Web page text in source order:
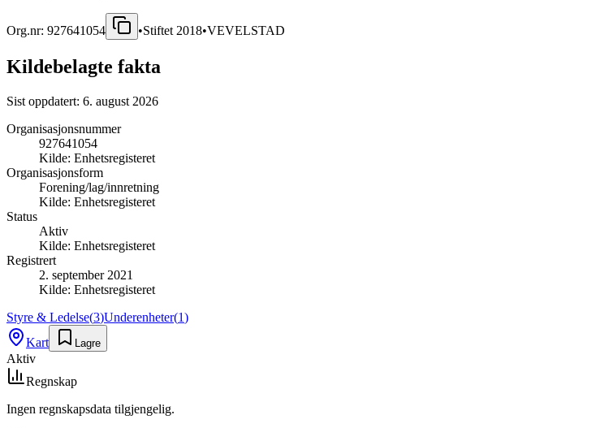
Org.nr: 927641054 •Stiftet 2018•VEVELSTAD
Kildebelagte fakta
Sist oppdatert: 6. august 2026
Organisasjonsnummer
927641054
Kilde: Enhetsregisteret
Organisasjonsform
Forening/lag/innretning
Kilde: Enhetsregisteret
Status
Aktiv
Kilde: Enhetsregisteret
Registrert
2. september 2021
Kilde: Enhetsregisteret
Styre & Ledelse(3)Underenheter(1)
Kart
Lagre
Aktiv
Regnskap
Ingen regnskapsdata tilgjengelig.